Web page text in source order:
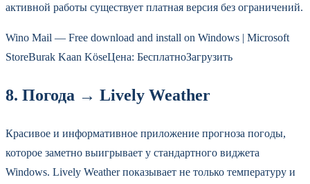
активной работы существует платная версия без ограничений.
Wino Mail — Free download and install on Windows | Microsoft
StoreBurak Kaan KöseЦена: БесплатноЗагрузить
8. Погода → Lively Weather
Красивое и информативное приложение прогноза погоды,
которое заметно выигрывает у стандартного виджета
Windows. Lively Weather показывает не только температуру и